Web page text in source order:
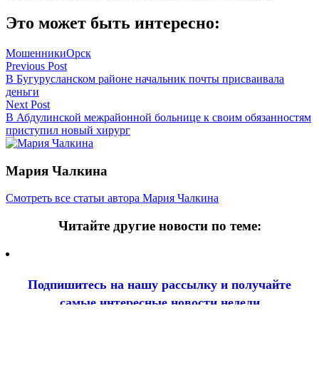
Это может быть интересно:
МошенникиОрск
Навигация
по
записям
Previous Post
В Бугурусланском районе начальник почты присваивала
деньги
Next Post
В Абдулинской межрайонной больнице к своим обязанностям
приступил новый хирург
Мария Чалкина
Смотреть все статьи автора Мария Чалкина
Читайте другие новости по теме:
Подпишитесь на нашу рассылку и получайте
самые интересные новости недели